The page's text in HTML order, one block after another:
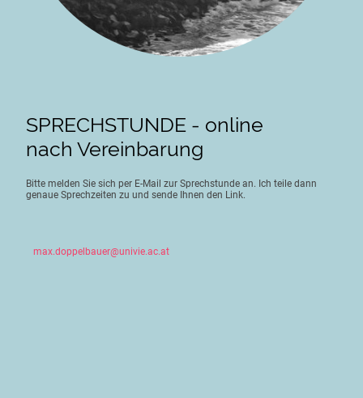
SPRECHSTUNDE - online
nach Vereinbarung
Bitte melden Sie sich per E-Mail zur Sprechstunde an. Ich teile dann
genaue Sprechzeiten zu und sende Ihnen den Link.
max.doppelbauer@univie.ac.at